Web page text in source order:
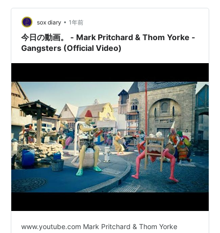
sox diary • 1年前
今日の動画。 - Mark Pritchard & Thom Yorke -
Gangsters (Official Video)
www.youtube.com Mark Pritchard & Thom Yorke